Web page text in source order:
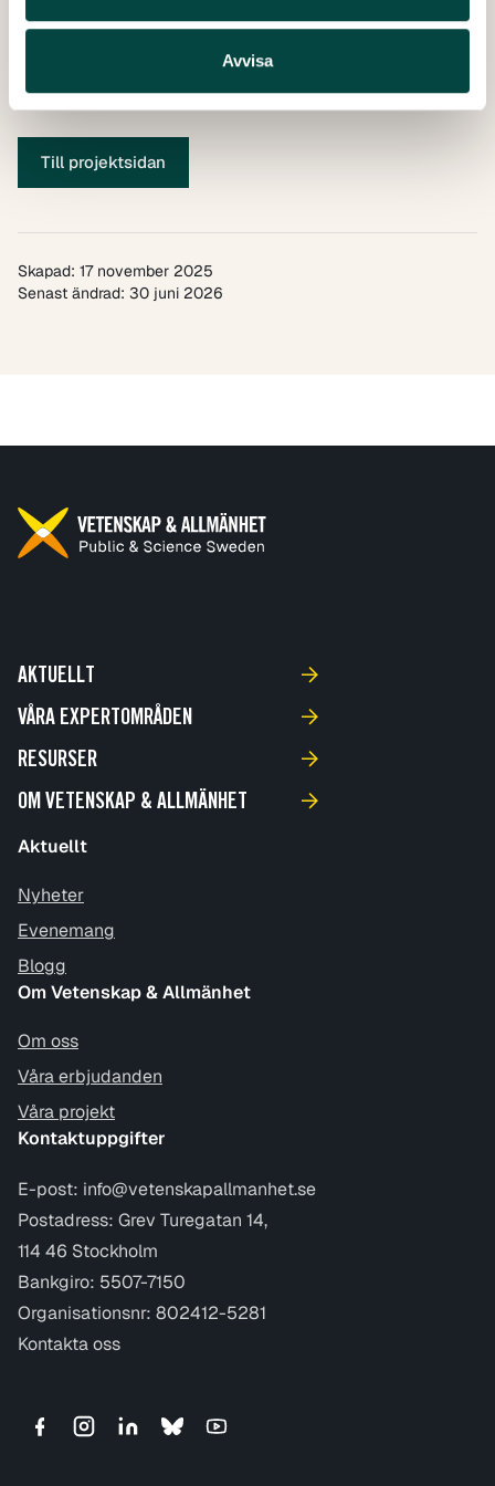
Avvisa
Publicerad:17 november 2025
Till projektsidan
Skapad: 17 november 2025
Senast ändrad: 30 juni 2026
AKTUELLT
VÅRA EXPERTOMRÅDEN
RESURSER
OM VETENSKAP & ALLMÄNHET
Aktuellt
Nyheter
Evenemang
Blogg
Om Vetenskap & Allmänhet
Om oss
Våra erbjudanden
Våra projekt
Kontaktuppgifter
E-post: info@vetenskapallmanhet.se
Postadress: Grev Turegatan 14,
114 46 Stockholm
Bankgiro: 5507-7150
Organisationsnr: 802412-5281
Kontakta oss